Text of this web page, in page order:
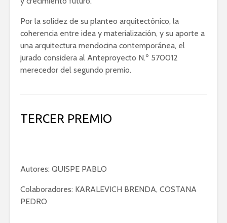
Por la solidez de su planteo arquitectónico, la
coherencia entre idea y materialización, y su aporte a
una arquitectura mendocina contemporánea, el
jurado considera al Anteproyecto N.º 570012
merecedor del segundo premio.
TERCER PREMIO
Autores: QUISPE PABLO
Colaboradores: KARALEVICH BRENDA, COSTANA
PEDRO